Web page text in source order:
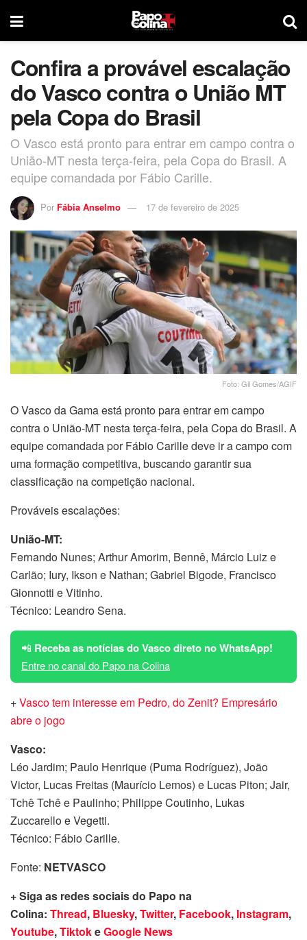
Confira a provável escalação
do Vasco contra o União MT
pela Copa do Brasil
O Vasco está pronto para entrar em campo contra o
União-MT nesta terça-feira, pela Copa do Brasil. A
equipe comandada por Fábio Carille.
Por Fábia Anselmo 17 de fevereiro de 2025
Foto: Gil Gomes/AGIF
O Vasco da Gama está pronto para entrar em campo
contra o União-MT nesta terça-feira, pela Copa do Brasil. A
equipe comandada por Fábio Carille deve ir a campo com
uma formação competitiva, buscando garantir sua
classificação na competição nacional.
Prováveis escalações:
União-MT:
Fernando Nunes; Arthur Amorim, Bennê, Márcio Luiz e
Carlão; Iury, Ikson e Nathan; Gabriel Bigode, Francisco
Gionnotti e Vitinho.
Técnico: Leandro Sena.
📲 Receba as notícias do Vasco direto no WhatsApp!
Entre no canal do Papo na Colina
+Vasco tem interesse em Pedro, do Zenit? Empresário
abre o jogo
Vasco:
Léo Jardim; Paulo Henrique (Puma Rodríguez), João
Victor, Lucas Freitas (Maurício Lemos) e Lucas Piton; Jair,
Tchê Tchê e Paulinho; Philippe Coutinho, Lukas
Zuccarello e Vegetti.
Técnico: Fábio Carille.
Fonte: NETVASCO
+ Siga as redes sociais do Papo na
Colina: Thread, Bluesky,Twitter, Facebook, Instagram,
Youtube,TiktokeGoogle News